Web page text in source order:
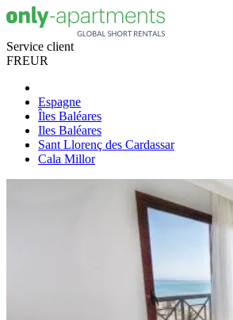
Service client
FREUR
Espagne
Îles Baléares
Iles Baléares
Sant Llorenç des Cardassar
Cala Millor